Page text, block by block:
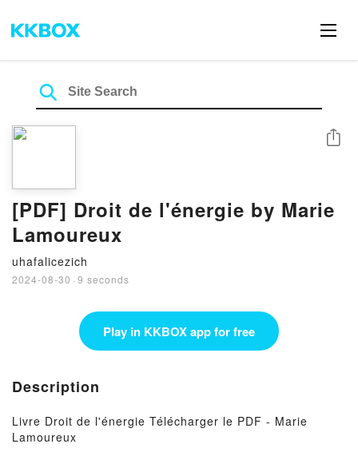
[PDF] Droit de l'énergie by Marie
Lamoureux
uhafalicezich
2024-08-30 · 9 seconds
Share
Play in KKBOX app for free
Description
Livre Droit de l'énergie Télécharger le PDF - Marie
Lamoureux